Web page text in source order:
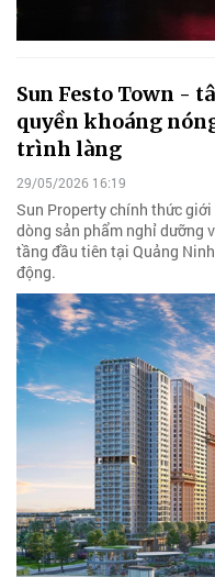
Sun Festo Town -
quyền khoáng
trình làng
29/05/2026 16:19
Sun Property chính thức
dòng sản phẩm nghỉ dưỡng
tầng đầu tiên tại Quảng
động.